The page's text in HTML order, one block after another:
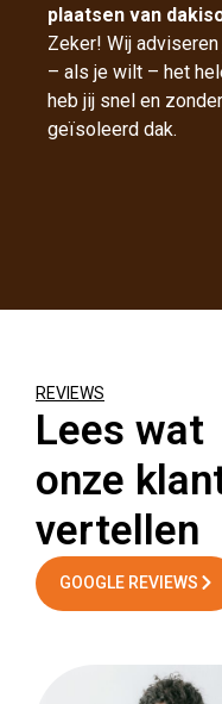
plaatsen van
Zeker! Wij
– als je wilt – het
heb jij snel en
geïsoleerd dak.
REVIEWS
Lees wat
onze
vertellen
GOOGLE REVIEWS